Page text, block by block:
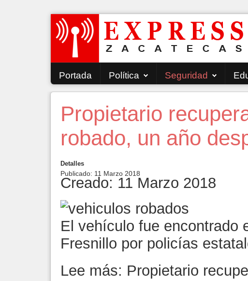
Portada Política Seguridad
Propietario
robado, un año
Detalles
Publicado: 11 Marzo 2018
Creado: 11 Marzo 2018
El vehículo fue encontrado
Fresnillo por policías
Lee más: Propietario